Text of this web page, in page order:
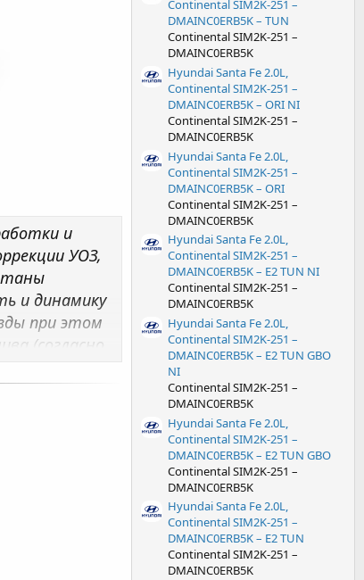
и
УОЗ,
и динамику
при этом
(согласно
от
Continental SIM2K-251 –
DMAINC0ERB5K – TUN
Continental SIM2K-251 –
DMAINC0ERB5K
Hyundai Santa Fe 2.0L,
Continental SIM2K-251 –
DMAINC0ERB5K – ORI NI
Continental SIM2K-251 –
DMAINC0ERB5K
Hyundai Santa Fe 2.0L,
Continental SIM2K-251 –
DMAINC0ERB5K – ORI
Continental SIM2K-251 –
DMAINC0ERB5K
Hyundai Santa Fe 2.0L,
Continental SIM2K-251 –
DMAINC0ERB5K – E2 TUN NI
Continental SIM2K-251 –
DMAINC0ERB5K
Hyundai Santa Fe 2.0L,
Continental SIM2K-251 –
DMAINC0ERB5K – E2 TUN GBO
NI
Continental SIM2K-251 –
DMAINC0ERB5K
Hyundai Santa Fe 2.0L,
Continental SIM2K-251 –
DMAINC0ERB5K – E2 TUN GBO
Continental SIM2K-251 –
DMAINC0ERB5K
Hyundai Santa Fe 2.0L,
Continental SIM2K-251 –
DMAINC0ERB5K – E2 TUN
Continental SIM2K-251 –
DMAINC0ERB5K